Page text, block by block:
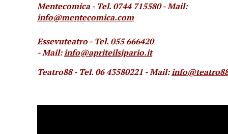
Mentecomica - Tel. 0744 715580 - Mail:
info@mentecomica.com
Essevuteatro - Tel. 055 666420
- Mail:info@apriteilsipario.it
Teatro88 - Tel. 06 43580221 - Mail: